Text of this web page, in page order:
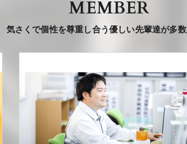
気さくで個性を尊重し合う優しい先輩達が多
MEMBER